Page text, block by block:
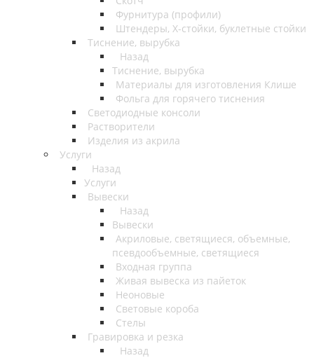
Фурнитура (профили)
Штендеры, Х-стойки, буклетные стойки
Тиснение, вырубка
Назад
Тиснение, вырубка
Материалы для изготовления Клише
Фольга для горячего тиснения
Светодиодные консоли
Растворители
Изделия из акрила
Услуги
Назад
Услуги
Вывески
Назад
Вывески
Акриловые, светящиеся, объемные,
псевдообъемные, светящиеся
Входная группа
Живая вывеска из пайеток
Неоновые
Световые короба
Стелы
Гравировка и резка
Назад